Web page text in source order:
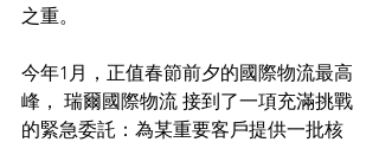
之重。
今年1月，正值春節前夕的國際物流最高
峰， 瑞爾國際物流 接到了一項充滿挑戰
的緊急委託：為某重要客戶提供一批核